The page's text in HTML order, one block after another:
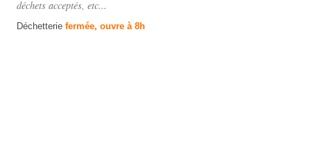
déchets acceptés, etc...
Déchetterie fermée, ouvre à 8h